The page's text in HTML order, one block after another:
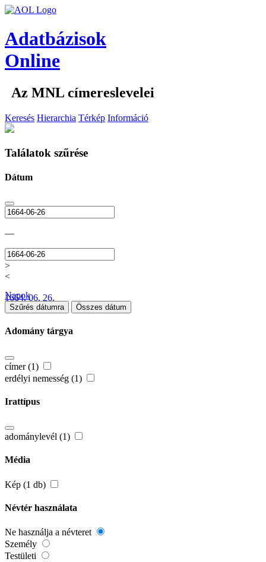
Adatbázisok
Online
Az MNL címereslevelei
Keresés Hierarchia Térkép Információ
Találatok szűrése
Dátum
—
>
<
1664. 06. 26.
Napok
Szűrés dátumra Összes dátum
Adomány tárgya
címer (1)
erdélyi nemesség (1)
Irattípus
adománylevél (1)
Média
Kép (1 db)
Névtér használata
Ne használja a névteret
Személy
Testületi